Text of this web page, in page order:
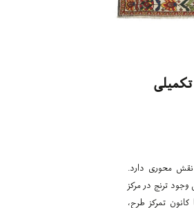
نقش محوری دارد.
وجود ترنج در مرکز
تمرکز طرح،